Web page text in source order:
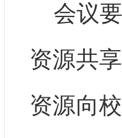
会议要
资源共
资源向